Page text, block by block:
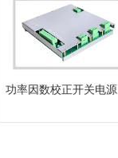
功率因数校正开关电源